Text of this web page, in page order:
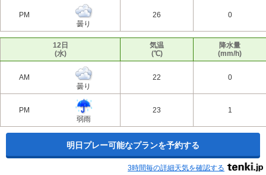
PM
曇り
26 0
12日
(水)
気温
(℃)
降水量
(mm/h)
AM
曇り
22 0
PM
弱雨
23 1
明日プレー可能なプランを予約する
3時間毎の詳細天気を確認する